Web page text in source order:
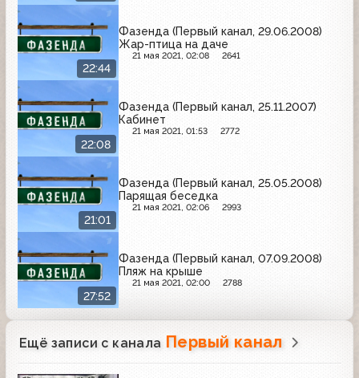
22:44
Фазенда (Первый канал, 29.06.2008)
Жар-птица на даче
21 мая 2021, 02:08 2641
22:08
Фазенда (Первый канал, 25.11.2007)
Кабинет
21 мая 2021, 01:53 2772
21:01
Фазенда (Первый канал, 25.05.2008)
Парящая беседка
21 мая 2021, 02:06 2993
27:52
Фазенда (Первый канал, 07.09.2008)
Пляж на крыше
21 мая 2021, 02:00 2788
Ещё записи с канала Первый канал